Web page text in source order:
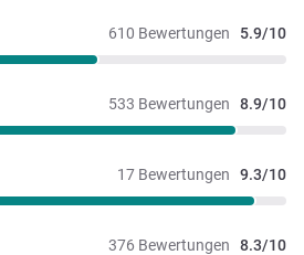
610 Bewertungen 5.9/10
533 Bewertungen 8.9/10
17 Bewertungen 9.3/10
376 Bewertungen 8.3/10